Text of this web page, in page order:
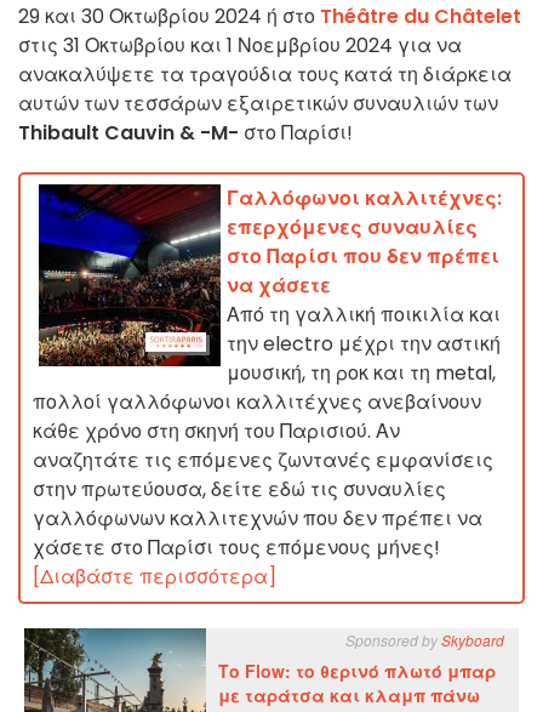
29 και 30 Οκτωβρίου 2024 ή στο Théâtre du Châtelet
στις 31 Οκτωβρίου και 1 Νοεμβρίου 2024 για να
ανακαλύψετε τα τραγούδια τους κατά τη διάρκεια
αυτών των τεσσάρων εξαιρετικών συναυλιών των
Thibault Cauvin & -M- στο Παρίσι!
Γαλλόφωνοι καλλιτέχνες:
επερχόμενες συναυλίες
στο Παρίσι που δεν πρέπει
να χάσετε
Από τη γαλλική ποικιλία και
την electro μέχρι την αστική
μουσική, τη ροκ και τη metal,
πολλοί γαλλόφωνοι καλλιτέχνες ανεβαίνουν
κάθε χρόνο στη σκηνή του Παρισιού. Αν
αναζητάτε τις επόμενες ζωντανές εμφανίσεις
στην πρωτεύουσα, δείτε εδώ τις συναυλίες
γαλλόφωνων καλλιτεχνών που δεν πρέπει να
χάσετε στο Παρίσι τους επόμενους μήνες!
[Διαβάστε περισσότερα]